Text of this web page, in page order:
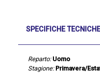
SPECIFICHE
Reparto: Uomo
Stagione: Primavera/